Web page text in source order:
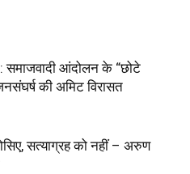
समाजवादी आंदोलन के “छोटे
की अमिट विरासत
सत्याग्रह को नहीं – अरुण